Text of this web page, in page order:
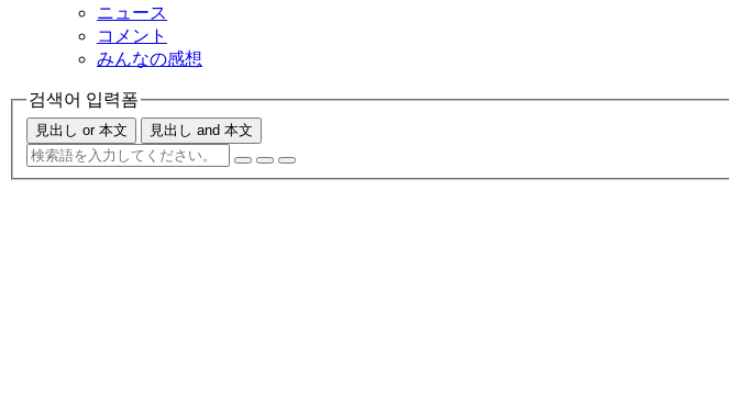
ニュース
コメント
みんなの感想
검색어 입력폼
見出し or 本文 見出し and 本文